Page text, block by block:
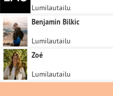
Lumilautailu
Benjamin Bilkic
Lumilautailu
Zoé
Lumilautailu